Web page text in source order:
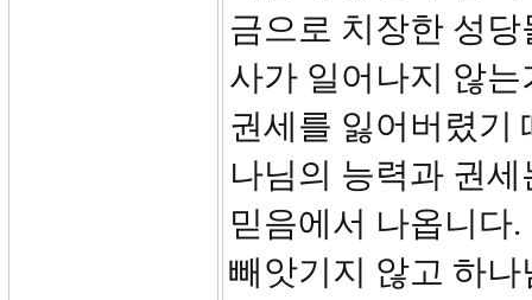
금으로 치장한 성
사가 일어나지 않
권세를 잃어버렸기
나님의 능력과 권
믿음에서 나옵니다
빼앗기지 않고 하